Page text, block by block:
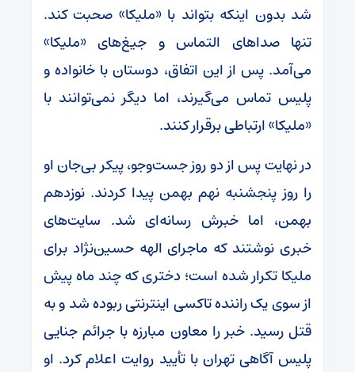
شد بدون اینکه بتواند با «ملیکا» صحبت کند.
تنها صدا‌های التماس و جیغ‌های «ملیکا»
می‌آمد. پس از این اتفاق، دوستان با خانواده و
پلیس تماس می‌گیرند، اما دیگر نمی‌توانند با
«ملیکا» ارتباطی برقرار کنند.
در نهایت پس از دو روز جست‌و‌جو، پیکر بی‌جان او
را روز پنجشنبه نهم بهمن پیدا کردند. نوزدهم
بهمن، اما خبرش رسانه‌ای شد. سایت‌های
خبری نوشتند که ماجرای الهه حسین‌نژاد برای
ملیکا تکرار شده است؛ دختری که چند ماه پیش
از سوی یک راننده تاکسی اینترنتی ربوده شد و به
قتل رسید. خبر را معاون مبارزه با جرائم جنایی
پلیس آگاهی تهران با تأیید روایت اعلام کرد. او